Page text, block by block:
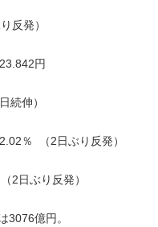
反発）
円
続伸）
％ （2日ぶり反発）
2日ぶり反発）
3076億円。